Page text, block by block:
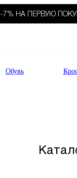
-7% НА ПЕРВУЮ
Обувь